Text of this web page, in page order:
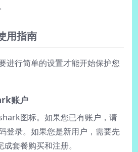
用指南
进行简单的设置才能开始保护您
账户
图标。如果您已有账户，请
登录。如果您是新用户，需要先
套餐购买和注册。